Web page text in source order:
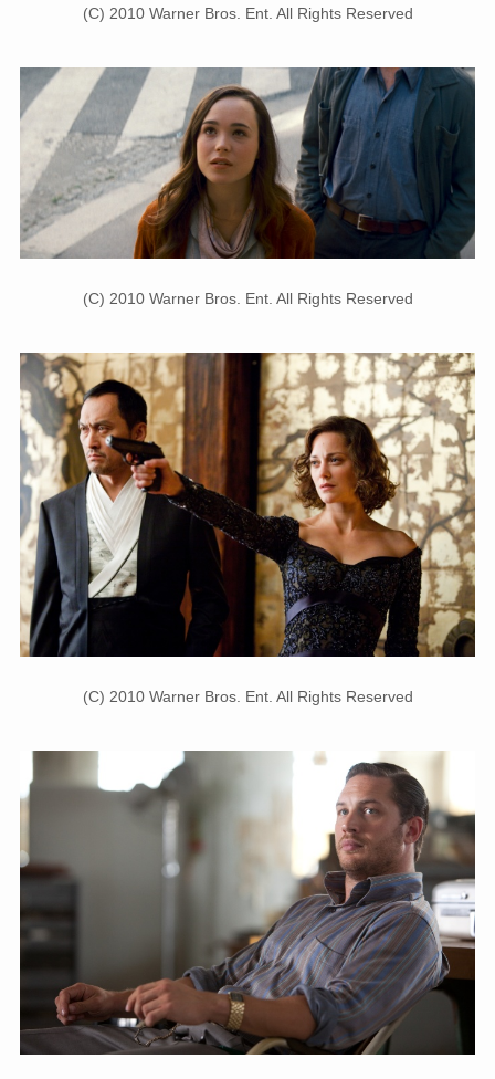
(C) 2010 Warner Bros. Ent. All Rights Reserved
(C) 2010 Warner Bros. Ent. All Rights Reserved
(C) 2010 Warner Bros. Ent. All Rights Reserved